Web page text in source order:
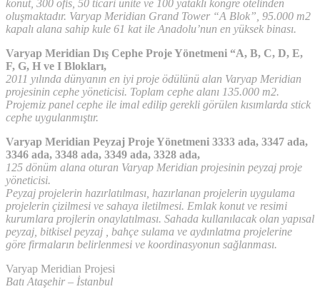
konut, 300 ofis, 50 ticari ünite ve 100 yataklı kongre otelinden
oluşmaktadır. Varyap Meridian Grand Tower “A Blok”, 95.000 m2
kapalı alana sahip kule 61 kat ile Anadolu’nun en yüksek binası.
Varyap Meridian Dış Cephe Proje Yönetmeni “A, B, C, D, E,
F, G, H ve I Blokları,
2011 yılında dünyanın en iyi proje ödülünü alan Varyap Meridian
projesinin cephe yöneticisi. Toplam cephe alanı 135.000 m2.
Projemiz panel cephe ile imal edilip gerekli görülen kısımlarda stick
cephe uygulanmıştır.
Varyap Meridian Peyzaj Proje Yönetmeni 3333 ada, 3347 ada,
3346 ada, 3348 ada, 3349 ada, 3328 ada,
125 dönüm alana oturan Varyap Meridian projesinin peyzaj proje
yöneticisi.
Peyzaj projelerin hazırlatılması, hazırlanan projelerin uygulama
projelerin çizilmesi ve sahaya iletilmesi. Emlak konut ve resimi
kurumlara projlerin onaylatılması. Sahada kullanılacak olan yapısal
peyzaj, bitkisel peyzaj , bahçe sulama ve aydınlatma projelerine
göre firmaların belirlenmesi ve koordinasyonun sağlanması.
Varyap Meridian Projesi
Batı Ataşehir – İstanbul